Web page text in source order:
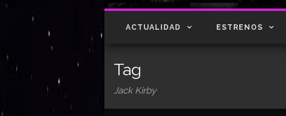
ACTUALIDAD ESTRENOS
Tag
Jack Kirby